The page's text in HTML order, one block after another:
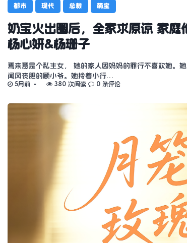
都市 现代 总裁 萌宝
奶宝火出圈后，全家求原谅 家庭
杨心妍&杨珊子
焉来意是个私生女， 她的家人因妈妈的罪行不喜欢她。
闻风丧胆的顾小爷。她拎着小行…
5月前 380 次阅读 0 条评论